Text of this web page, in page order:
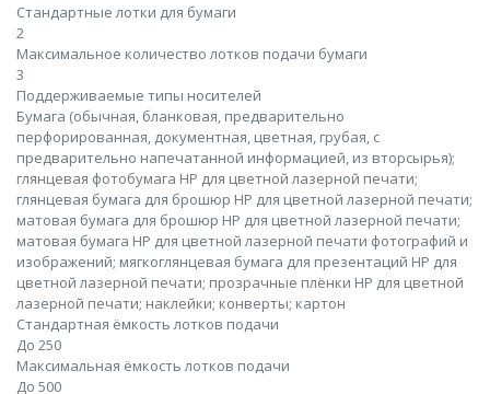
Стандартные лотки для бумаги
2
Максимальное количество лотков подачи бумаги
3
Поддерживаемые типы носителей
Бумага (обычная, бланковая, предварительно
перфорированная, документная, цветная, грубая, с
предварительно напечатанной информацией, из вторсырья);
глянцевая фотобумага HP для цветной лазерной печати;
глянцевая бумага для брошюр HP для цветной лазерной печати;
матовая бумага для брошюр HP для цветной лазерной печати;
матовая бумага HP для цветной лазерной печати фотографий и
изображений; мягкоглянцевая бумага для презентаций HP для
цветной лазерной печати; прозрачные плёнки HP для цветной
лазерной печати; наклейки; конверты; картон
Стандартная ёмкость лотков подачи
До 250
Максимальная ёмкость лотков подачи
До 500